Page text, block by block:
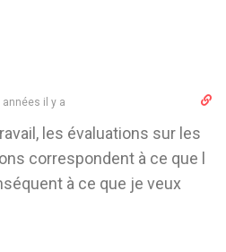
années il y a
les évaluations sur les
correspondent à ce que l
à ce que je veux